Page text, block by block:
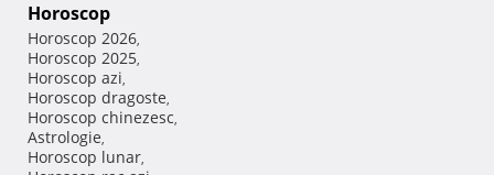
Horoscop
Horoscop 2026,
Horoscop 2025,
Horoscop azi,
Horoscop dragoste,
Horoscop chinezesc,
Astrologie,
Horoscop lunar,